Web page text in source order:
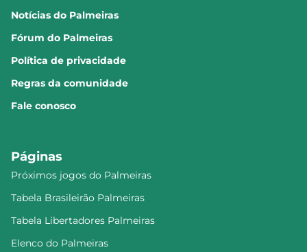
Notícias do Palmeiras
Fórum do Palmeiras
Política de privacidade
Regras da comunidade
Fale conosco
Páginas
Próximos jogos do Palmeiras
Tabela Brasileirão Palmeiras
Tabela Libertadores Palmeiras
Elenco do Palmeiras